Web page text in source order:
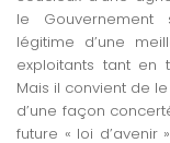
le
légitime d’une
exploitants tant en
Mais il convient de
d’une façon
future « loi